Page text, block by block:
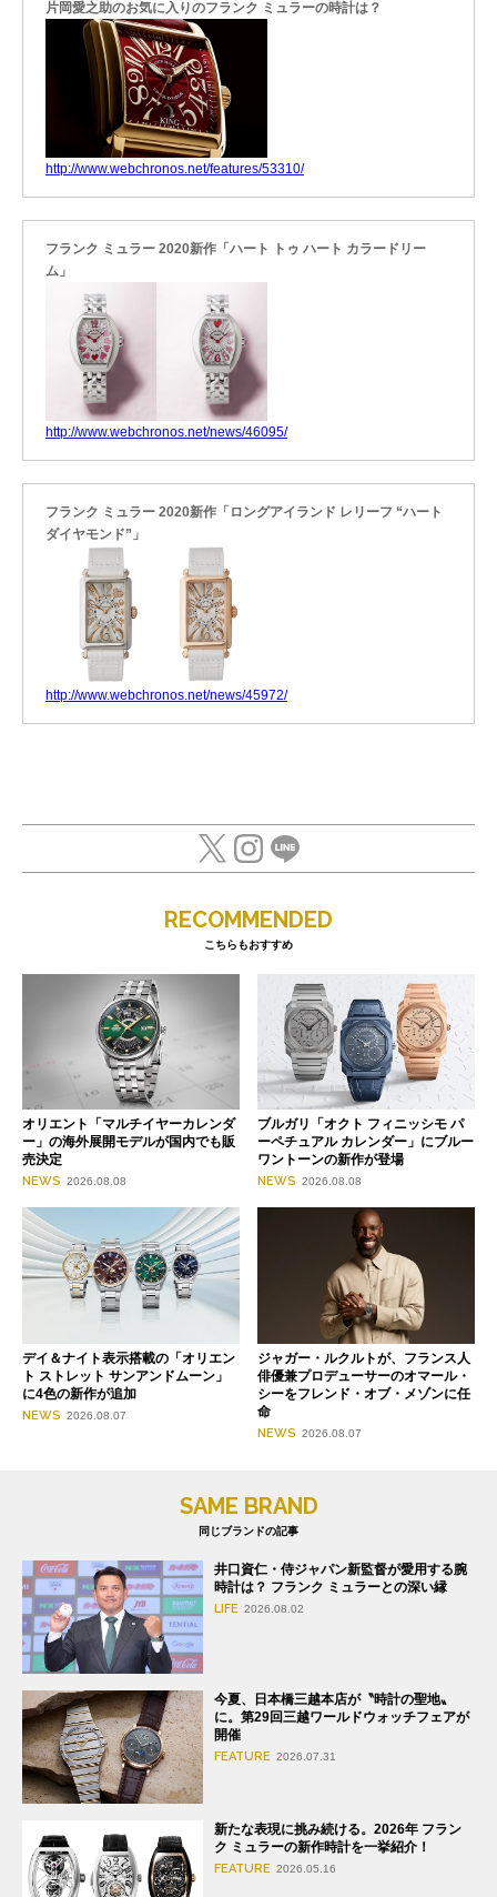
片岡愛之助のお気に入りのフランク ミュラーの時計は？
http://www.webchronos.net/features/53310/
フランク ミュラー 2020新作「ハート トゥ ハート カラードリー
ム」
http://www.webchronos.net/news/46095/
フランク ミュラー 2020新作「ロングアイランド レリーフ “ハート
ダイヤモンド”」
http://www.webchronos.net/news/45972/
RECOMMENDED
こちらもおすすめ
オリエント「マルチイヤーカレンダ
ー」の海外展開モデルが国内でも販
売決定
NEWS 2026.08.08
ブルガリ「オクト フィニッシモ パ
ーペチュアル カレンダー」にブルー
ワントーンの新作が登場
NEWS 2026.08.08
デイ＆ナイト表示搭載の「オリエン
ト ストレット サンアンドムーン」
に4色の新作が追加
NEWS 2026.08.07
ジャガー・ルクルトが、フランス人
俳優兼プロデューサーのオマール・
シーをフレンド・オブ・メゾンに任
命
NEWS 2026.08.07
SAME BRAND
同じブランドの記事
井口資仁・侍ジャパン新監督が愛用する腕
時計は？ フランク ミュラーとの深い縁
LIFE 2026.08.02
今夏、日本橋三越本店が〝時計の聖地〟
に。第29回三越ワールドウォッチフェアが
開催
FEATURE 2026.07.31
新たな表現に挑み続ける。2026年 フラン
ク ミュラーの新作時計を一挙紹介！
FEATURE 2026.05.16